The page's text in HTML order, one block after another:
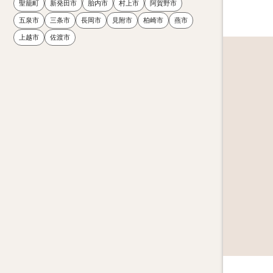
聖籠町 新発田市 胎内市 村上市 阿賀野市
五泉市 三条市 長岡市 見附市 柏崎市 燕市
上越市 佐渡市